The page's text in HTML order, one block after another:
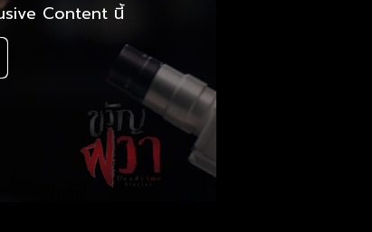
Content นี้